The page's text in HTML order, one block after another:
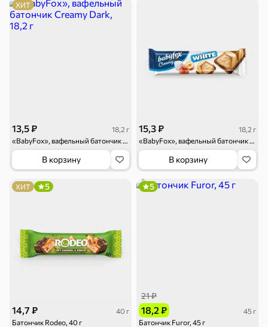
13,5 ₽
18,2 г
«BabyFox», вафельный батончик Creamy Dark, 18,2 г
ХИТ
В корзину
15,3 ₽
18,2 г
«BabyFox», вафельный батончик Creamy White, 18,2 г
В корзину
14,7 ₽
40 г
Батончик Rodeo, 40 г
ХИТ 5
21 ₽
18,2 ₽
45 г
Батончик Furor, 45 г
5